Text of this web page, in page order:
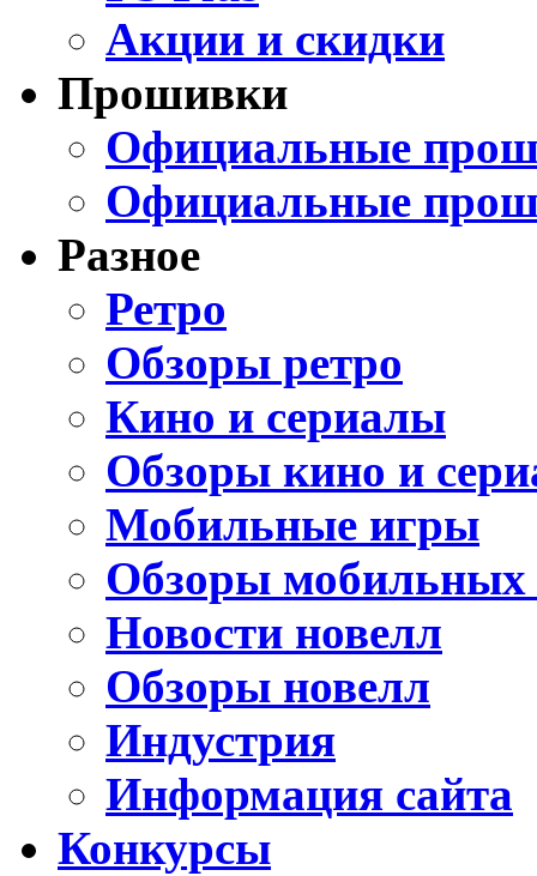
Акции и скидки
Прошивки
Официальные
Официальные
Разное
Ретро
Обзоры ретро
Кино и сериалы
Обзоры кино и
Мобильные игры
Обзоры мобильных
Новости новелл
Обзоры новелл
Индустрия
Информация сайта
Конкурсы